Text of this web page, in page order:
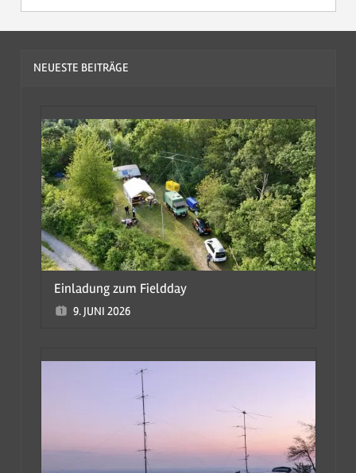
NEUESTE BEITRÄGE
Einladung zum Fieldday
9. JUNI 2026